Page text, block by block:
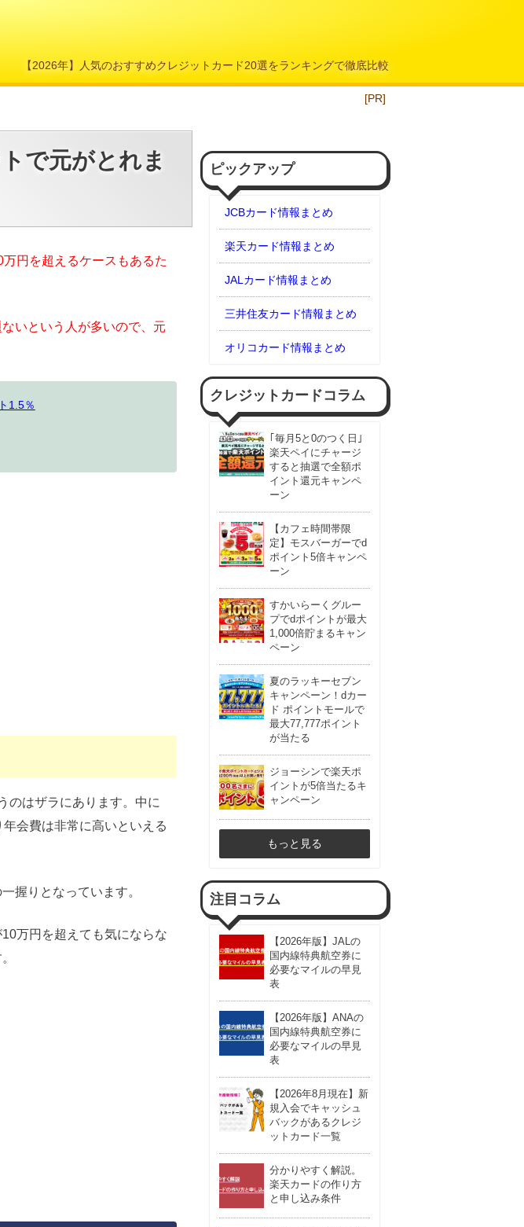
【2026年】人気のおすすめクレジットカード20選をランキングで徹底比較
[PR]
で元がとれま
円を超えるケースもあるた
いという人が多いので、元
1.5％
のはザラにあります。中に
会費は非常に高いといえる
握りとなっています。
万円を超えても気にならな
ピックアップ
JCBカード情報まとめ
楽天カード情報まとめ
JALカード情報まとめ
三井住友カード情報まとめ
オリコカード情報まとめ
クレジットカードコラム
｢毎月5と0のつく日｣
楽天ペイにチャージ
すると抽選で全額ポ
イント還元キャンペ
ーン
【カフェ時間帯限
定】モスバーガーでd
ポイント5倍キャンペ
ーン
すかいらーくグルー
プでdポイントが最大
1,000倍貯まるキャン
ペーン
夏のラッキーセブン
キャンペーン！dカー
ド ポイントモールで
最大77,777ポイント
が当たる
ジョーシンで楽天ポ
イントが5倍当たるキ
ャンペーン
もっと見る
注目コラム
【2026年版】JALの
国内線特典航空券に
必要なマイルの早見
表
【2026年版】ANAの
国内線特典航空券に
必要なマイルの早見
表
【2026年8月現在】新
規入会でキャッシュ
バックがあるクレジ
ットカード一覧
分かりやすく解説。
楽天カードの作り方
と申し込み条件